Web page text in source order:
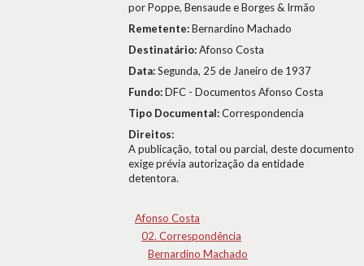
por Poppe, Bensaude e Borges & Irmão
Remetente:Bernardino Machado
Destinatário:Afonso Costa
Data:Segunda, 25 de Janeiro de 1937
Fundo:DFC - Documentos Afonso Costa
Tipo Documental:Correspondencia
Direitos:
A publicação, total ou parcial, deste documento
exige prévia autorização da entidade
detentora.
Afonso Costa
02. Correspondência
Bernardino Machado